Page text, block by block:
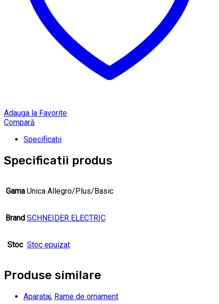
Adauga la Favorite
Compară
Specificatii
Specificatii produs
Gama Unica Allegro/Plus/Basic
Brand SCHNEIDER ELECTRIC
Stoc Stoc epuizat
Produse similare
Aparataj, Rame de ornament